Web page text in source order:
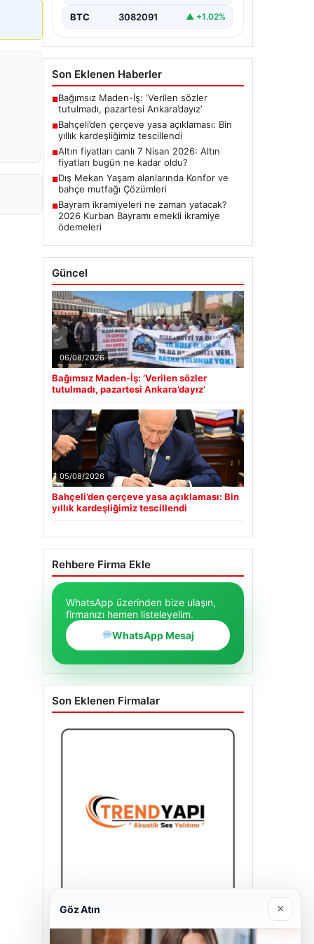
BTC 3082091 ▲ +1.02%
Son Eklenen Haberler
■Bağımsız Maden-İş: ‘Verilen sözler
tutulmadı, pazartesi Ankara’dayız’
■Bahçeli’den çerçeve yasa açıklaması: Bin
yıllık kardeşliğimiz tescillendi
■Altın fiyatları canlı 7 Nisan 2026: Altın
fiyatları bugün ne kadar oldu?
■Dış Mekan Yaşam alanlarında Konfor ve
bahçe mutfağı Çözümleri
■Bayram ikramiyeleri ne zaman yatacak?
2026 Kurban Bayramı emekli ikramiye
ödemeleri
Güncel
06/08/2026
Bağımsız Maden-İş: ‘Verilen sözler
tutulmadı, pazartesi Ankara’dayız’
05/08/2026
Bahçeli’den çerçeve yasa açıklaması: Bin
yıllık kardeşliğimiz tescillendi
Rehbere Firma Ekle
WhatsApp üzerinden bize ulaşın,
firmanızı hemen listeleyelim.
WhatsApp Mesaj
Son Eklenen Firmalar
Trend Yapı Akustik
Göz Atın ×